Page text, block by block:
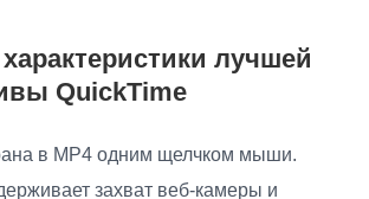
лучшей
QuickTime
в MP4 одним щелчком мыши.
захват веб-камеры и